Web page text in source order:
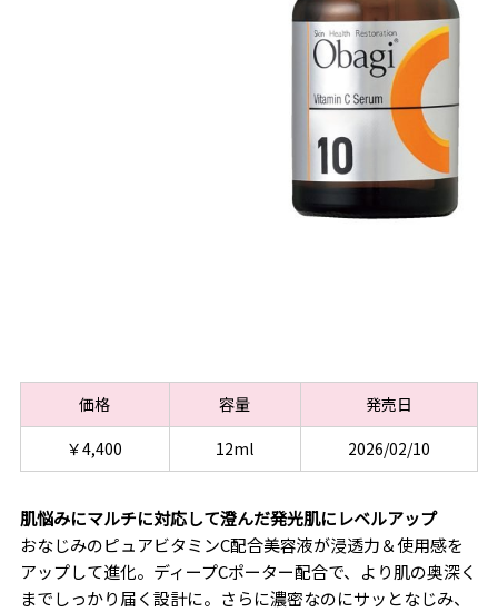
価格 容量
発売日
￥4,400
12ml 2026/02/10
肌悩みにマルチに対応して澄んだ発光肌にレベルアップ
おなじみのピュアビタミンC配合美容液が浸透力＆使用感を
アップして進化。ディープCポーター配合で、より肌の奥深く
までしっかり届く設計に。さらに濃密なのにサッとなじみ、